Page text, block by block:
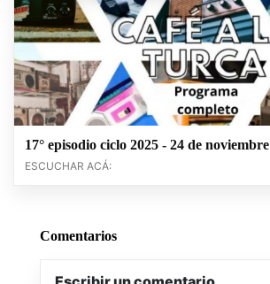
17° episodio ciclo 2025 - 24 de noviembre
ESCUCHAR ACÁ:
Comentarios